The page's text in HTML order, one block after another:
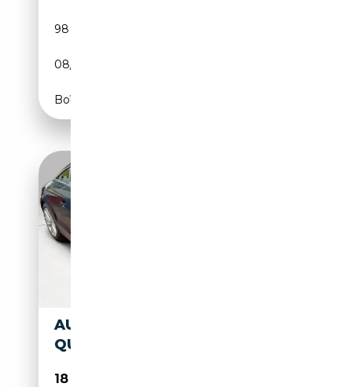
98 750 km
08/2010
Boîte manuelle
AUDI TT COUPÉ 2.0 TDI
QUATTRO
18 300€